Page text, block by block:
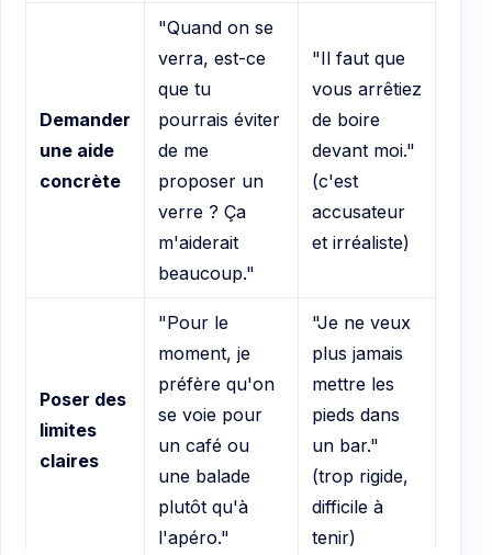
Demander
une aide
concrète
"Quand on se
verra, est-ce
que tu
pourrais éviter
de me
proposer un
verre ? Ça
m'aiderait
beaucoup."
"Il faut que
vous arrêtiez
de boire
devant moi."
(c'est
accusateur
et irréaliste)
Poser des
limites
claires
"Pour le
moment, je
préfère qu'on
se voie pour
un café ou
une balade
plutôt qu'à
l'apéro."
"Je ne veux
plus jamais
mettre les
pieds dans
un bar."
(trop rigide,
difficile à
tenir)